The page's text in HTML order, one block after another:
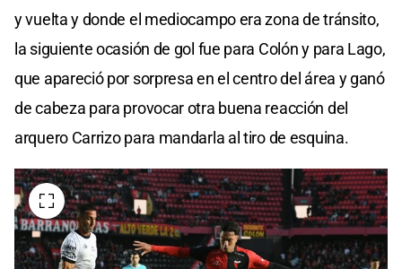
y vuelta y donde el mediocampo era zona de tránsito,
la siguiente ocasión de gol fue para Colón y para Lago,
que apareció por sorpresa en el centro del área y ganó
de cabeza para provocar otra buena reacción del
arquero Carrizo para mandarla al tiro de esquina.